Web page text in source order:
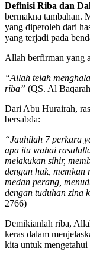
Definisi Riba dan
bermakna tambahan.
yang diperoleh dari
yang terjadi pada
Allah berfirman yang
“Allah telah
riba” (QS. Al
Dari Abu Hurairah,
bersabda:
“Jauhilah 7 perkara
apa itu wahai
melakukan sihir,
dengan hak,
medan perang,
dengan tuduhan zina
2766)
Demikianlah riba,
keras dalam
kita untuk mengetahui